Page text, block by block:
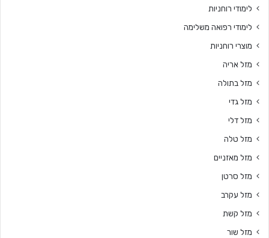
לימודי רוחניות
לימודי רפואה משלימה
מוצרי רוחניות
מזל אריה
מזל בתולה
מזל גדי
מזל דלי
מזל טלה
מזל מאזניים
מזל סרטן
מזל עקרב
מזל קשת
מזל שור